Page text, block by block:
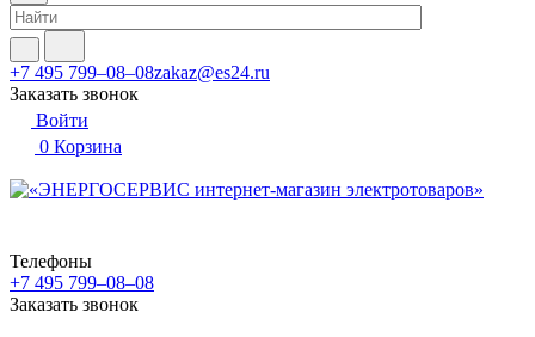
+7 495 799–08–08zakaz@es24.ru
Заказать звонок
Войти
0 Корзина
Телефоны
+7 495 799–08–08
Заказать звонок